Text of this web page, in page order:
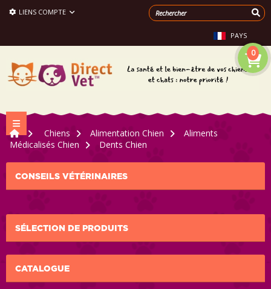
LIENS COMPTE
PAYS
0
Navigation bascule
>
Chiens > Alimentation Chien >
Aliments
Médicalisés Chien
> Dents Chien
CONSEILS VÉTÉRINAIRES
SÉLECTION DE PRODUITS
CATALOGUE